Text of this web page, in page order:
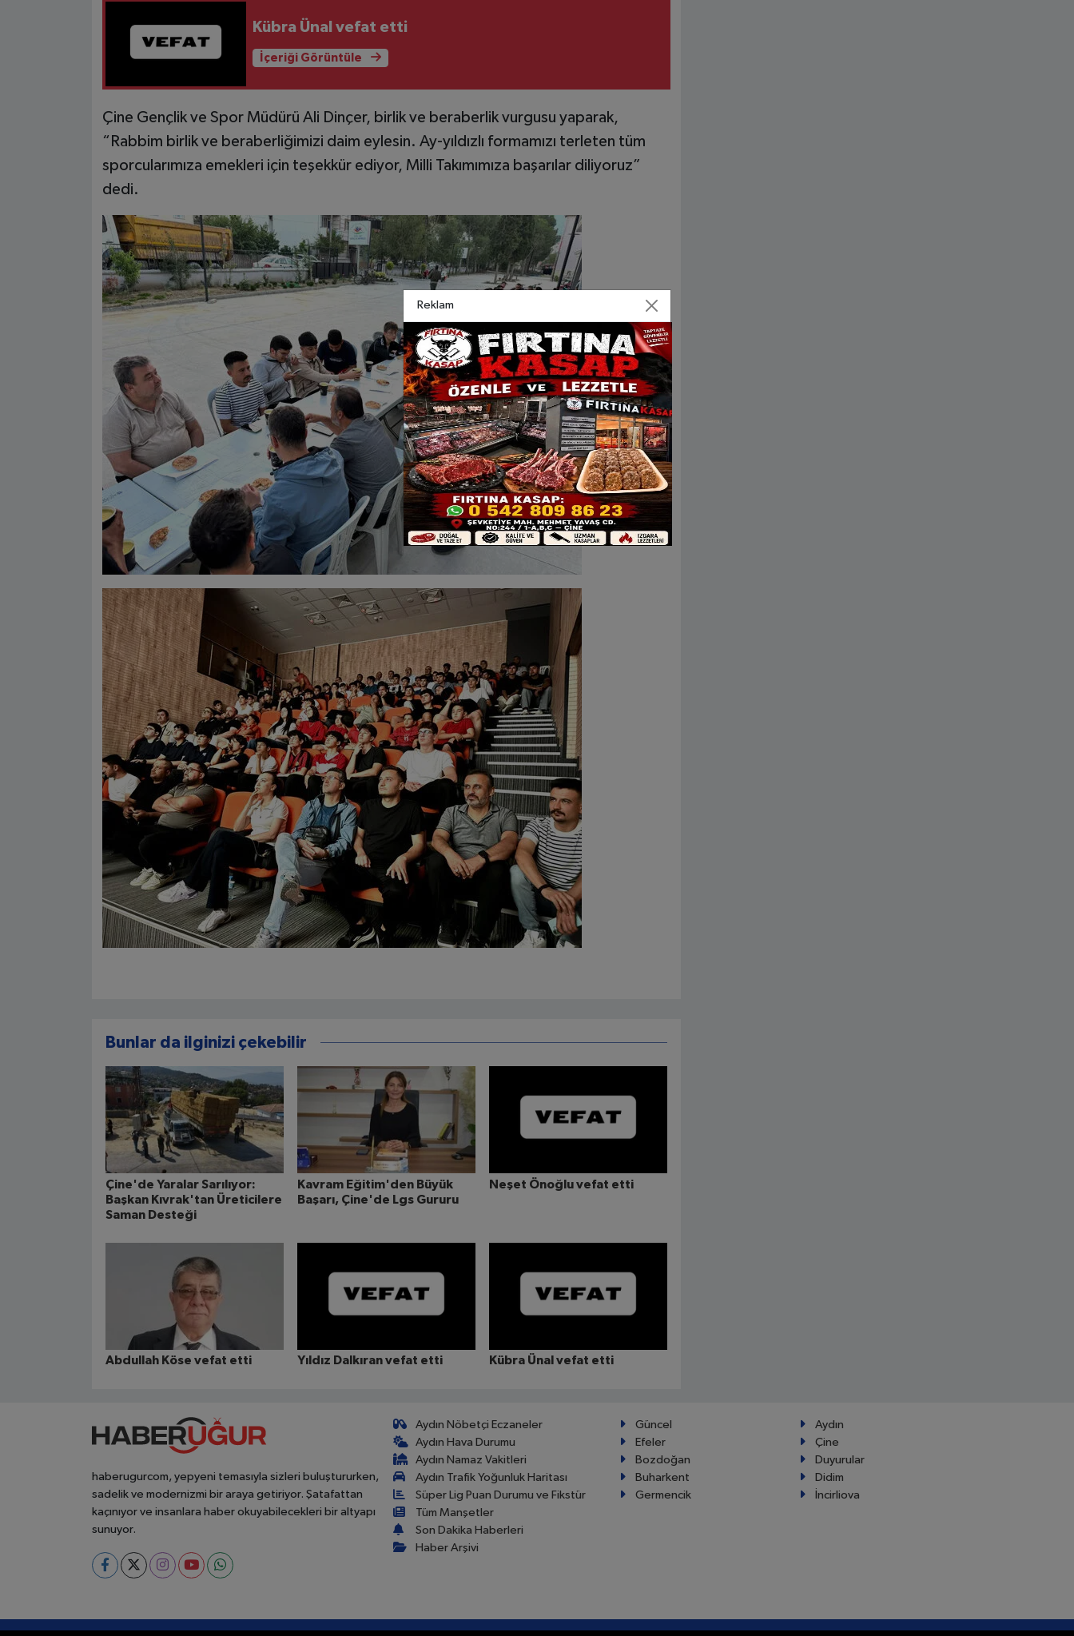
Kübra Ünal vefat etti
İçeriği Görüntüle
Çine Gençlik ve Spor Müdürü Ali Dinçer, birlik ve beraberlik vurgusu yaparak,
“Rabbim birlik ve beraberliğimizi daim eylesin. Ay-yıldızlı formamızı terleten tüm
sporcularımıza emekleri için teşekkür ediyor, Milli Takımımıza başarılar diliyoruz”
dedi.
Bunlar da ilginizi çekebilir
Çine'de Yaralar Sarılıyor:
Başkan Kıvrak'tan Üreticilere
Saman Desteği
Kavram Eğitim'den Büyük
Başarı, Çine'de Lgs Gururu
Neşet Önoğlu vefat etti
Abdullah Köse vefat etti Yıldız Dalkıran vefat etti Kübra Ünal vefat etti
haberugurcom, yepyeni temasıyla sizleri buluştururken,
sadelik ve modernizmi bir araya getiriyor. Şatafattan
kaçınıyor ve insanlara haber okuyabilecekleri bir altyapı
sunuyor.
Aydın Nöbetçi Eczaneler
Aydın Hava Durumu
Aydın Namaz Vakitleri
Aydın Trafik Yoğunluk Haritası
Süper Lig Puan Durumu ve Fikstür
Tüm Manşetler
Son Dakika Haberleri
Haber Arşivi
Güncel
Aydın
Efeler
Çine
Bozdoğan
Duyurular
Buharkent
Didim
Germencik
İncirliova
Reklam